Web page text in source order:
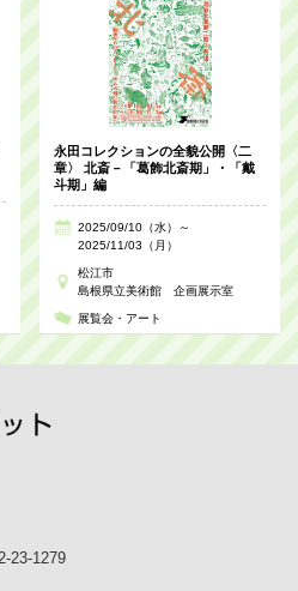
永田コレクションの全貌公開〈二
章〉 北斎－「葛飾北斎期」・「戴
斗期」編
2025/09/10（水）～
2025/11/03（月）
松江市
島根県立美術館 企画展示室
展覧会・アート
23-1279